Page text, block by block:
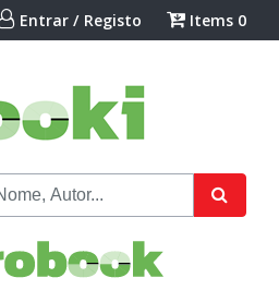
Entrar / Registo Items 0